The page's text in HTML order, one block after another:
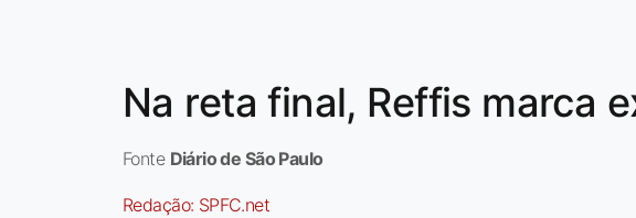
Na reta final, Reffis marca
Fonte Diário de São Paulo
Redação: SPFC.net